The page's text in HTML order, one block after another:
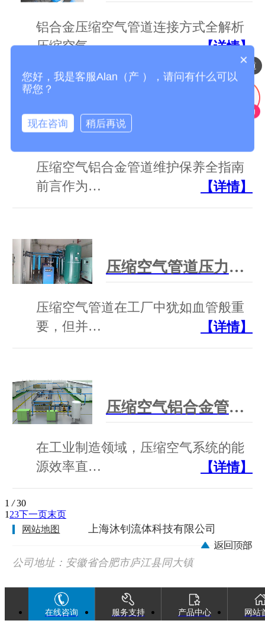
铝合金压缩空气管道连接方式全解析
压缩空气…
【详情】
压缩空气铝合金管道维护保养全指南
前言作为…
【详情】
压缩空气管道压力管道范围解析：尺寸、标准与合规指南
压缩空气管道在工厂中犹如血管般重
要，但并…
【详情】
压缩空气铝合金管道生产厂家:沐钊铝合金全性能压缩空气管道
在工业制造领域，压缩空气系统的能
源效率直…
【详情】
1 / 30
1 23下一页末页
网站地图
上海沐钊流体科技有限公司
公司地址：安徽省合肥市庐江县同大镇
广巢西路88号
在线咨询 服务支持 产品中心 网站
压缩空气铝合金管道
×
您好，我是客服Alan（产 ），请问有什么可以
帮您？
现在咨询 稍后再说